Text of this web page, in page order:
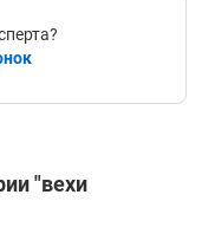
"вехи